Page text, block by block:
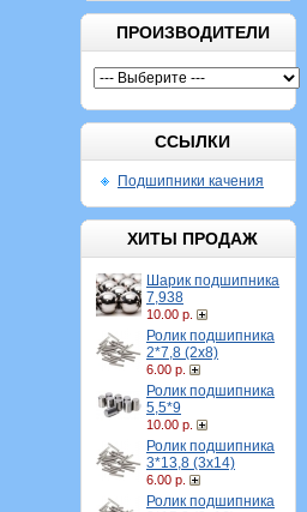
ПРОИЗВОДИТЕЛИ
ССЫЛКИ
Подшипники качения
ХИТЫ ПРОДАЖ
Шарик подшипника
7,938
10.00 р.
Ролик подшипника
2*7,8 (2х8)
6.00 р.
Ролик подшипника
5,5*9
10.00 р.
Ролик подшипника
3*13,8 (3х14)
6.00 р.
Ролик подшипника